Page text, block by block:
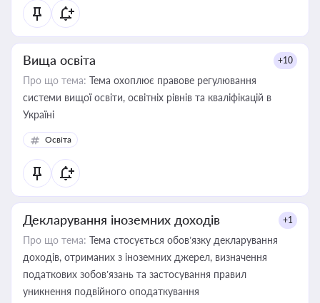
Вища освіта +10
Про що тема: Тема охоплює правове регулювання
системи вищої освіти, освітніх рівнів та кваліфікацій в
Україні
Освіта
Декларування іноземних доходів +1
Про що тема: Тема стосується обов’язку декларування
доходів, отриманих з іноземних джерел, визначення
податкових зобов’язань та застосування правил
уникнення подвійного оподаткування